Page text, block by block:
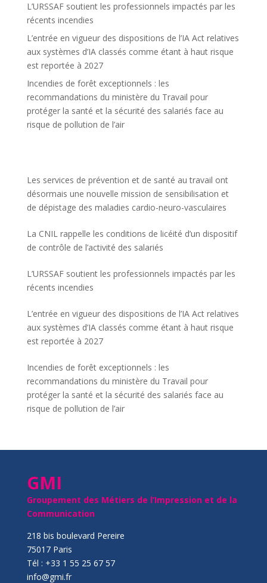
L’URSSAF soutient les professionnels impactés par les
récents incendies
L’entrée en vigueur des dispositions de l’IA Act relatives
aux systèmes d’IA classés comme étant à haut risque
est reportée à 2027
Incendies de forêt exceptionnels : les
recommandations du ministère du Travail pour
protéger la santé et la sécurité des salariés face au
risque de pollution de l’air
Les services de prévention et de santé au travail ont
désormais une nouvelle mission de sensibilisation et
de dépistage des maladies cardio-neuro-vasculaires
La CNIL rappelle les conditions de licéité d’un dispositif
de contrôle de l’activité des salariés
L’URSSAF soutient les professionnels impactés par les
récents incendies
L’entrée en vigueur des dispositions de l’IA Act relatives
aux systèmes d’IA classés comme étant à haut risque
est reportée à 2027
Incendies de forêt exceptionnels : les
recommandations du ministère du Travail pour
protéger la santé et la sécurité des salariés face au
risque de pollution de l’air
GMI
Groupement des Métiers de l’Impression et de la
Communication
218 bis boulevard Pereire
75017 Paris
Tél : +33 1 55 25 67 57
info@gmi.fr